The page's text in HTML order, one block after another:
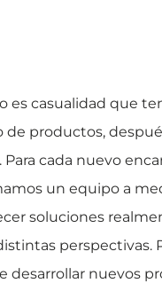
es casualidad que
productos,
cada nuevo
un equipo a
soluciones
perspectivas.
desarrollar nuevos